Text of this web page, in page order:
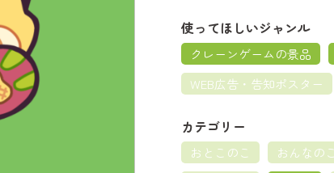
使ってほしいジャンル
クレーンゲームの景品
WEB広告・告知ポスター
カテゴリー
おとこのこ おんなのこ